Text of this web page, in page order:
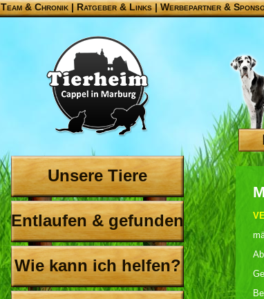
Team & Chronik |Ratgeber & Links|Werbepartner &
Unsere Tiere
Entlaufen & gefunden
Wie kann ich helfen?